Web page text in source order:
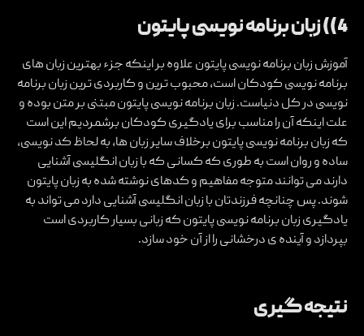
4)) زبان برنامه نویسی پایتون
آموزش زبان برنامه نویسی پایتونعلاوه بر اینکه جزء بهترین زبان های
برنامه نویسی کودکان است، محبوب ترین و کاربردی ترین زبان برنامه
نویسی در کل دنیاست. زبان برنامه نویسی پایتون مبتنی بر متن بوده و
علت اینکه آن را مناسب برای یادگیری کودکان برشمردیم این است
که زبان برنامه نویسی پایتون برخلاف سایر زبان ها، به لحاظ کد نویسی،
ساده و روان است به طوری که کسانی که با زبان انگلیسی آشنایی
دارند می توانند متوجه مفاهیم و کدهای نوشته شده به زبان پایتون
شوند. پس چنانچه فرزندتان با زبان انگلیسی آشنایی دارد می تواند به
یادگیری زبان برنامه نویسی پایتون که زبانی بسیار کاربردی است
بپردازد و آینده ی درخشانی را از آن خود سازد.
نتیجه گیری